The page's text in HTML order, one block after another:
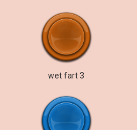
wet fart 3